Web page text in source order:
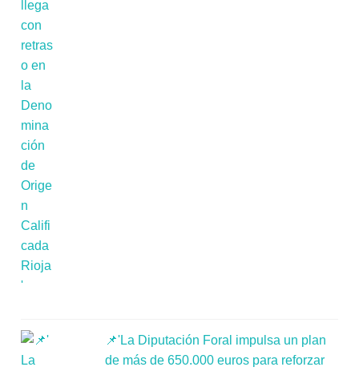
📌'La Diputación Foral impulsa un plan
de más de 650.000 euros para reforzar